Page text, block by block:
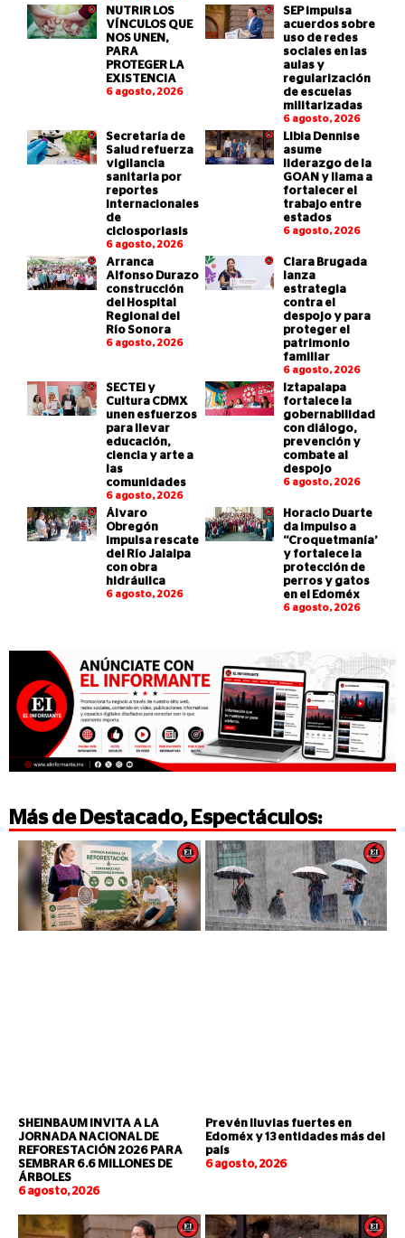
NUTRIR LOS
VÍNCULOS QUE
NOS UNEN,
PARA
PROTEGER LA
EXISTENCIA
6 agosto, 2026
SEP impulsa
acuerdos sobre
uso de redes
sociales en las
aulas y
regularización
de escuelas
militarizadas
6 agosto, 2026
Secretaría de
Salud refuerza
vigilancia
sanitaria por
reportes
internacionales
de
ciclosporiasis
6 agosto, 2026
Libia Dennise
asume
liderazgo de la
GOAN y llama a
fortalecer el
trabajo entre
estados
6 agosto, 2026
Arranca
Alfonso Durazo
construcción
del Hospital
Regional del
Río Sonora
6 agosto, 2026
Clara Brugada
lanza
estrategia
contra el
despojo y para
proteger el
patrimonio
familiar
6 agosto, 2026
SECTEI y
Cultura CDMX
unen esfuerzos
para llevar
educación,
ciencia y arte a
las
comunidades
6 agosto, 2026
Iztapalapa
fortalece la
gobernabilidad
con diálogo,
prevención y
combate al
despojo
6 agosto, 2026
Álvaro
Obregón
impulsa rescate
del Río Jalalpa
con obra
hidráulica
6 agosto, 2026
Horacio Duarte
da impulso a
“Croquetmanía”
y fortalece la
protección de
perros y gatos
en el Edoméx
6 agosto, 2026
Más de Destacado, Espectáculos:
SHEINBAUM INVITA A LA
JORNADA NACIONAL DE
REFORESTACIÓN 2026 PARA
SEMBRAR 6.6 MILLONES DE
ÁRBOLES
6 agosto, 2026
Prevén lluvias fuertes en
Edoméx y 13 entidades más del
país
6 agosto, 2026